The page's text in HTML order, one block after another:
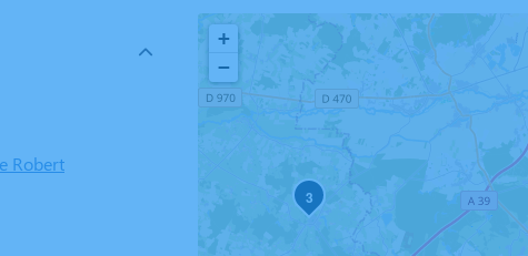
Robert
3
+
−